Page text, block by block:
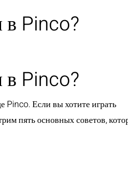
в Pinco?
в Pinco?
Pinco. Если вы хотите играть
пять основных советов,